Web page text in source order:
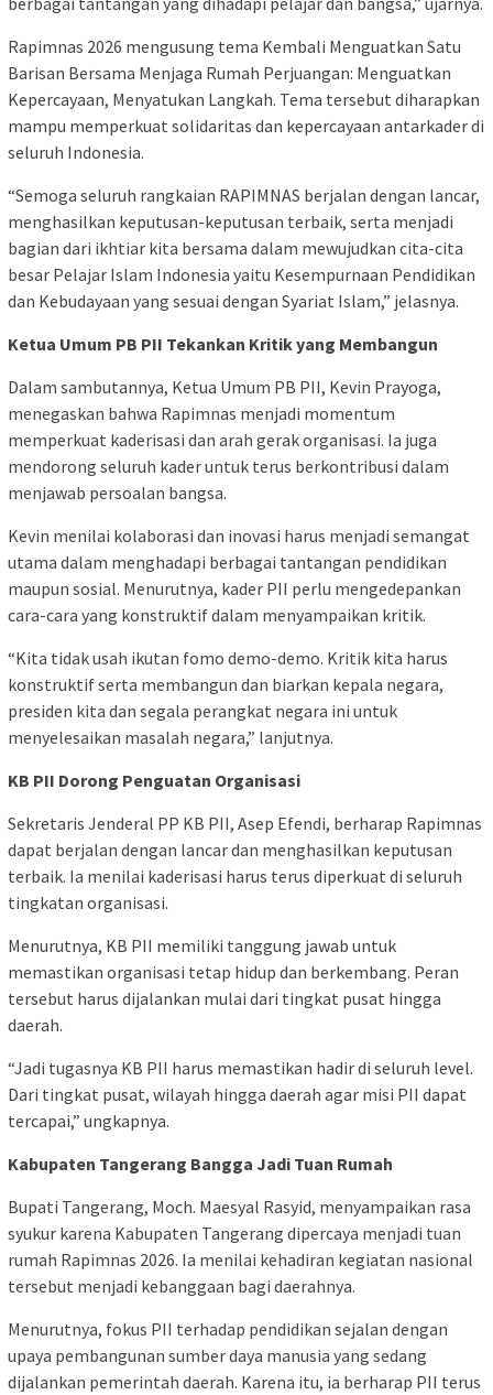
Rapimnas 2026 mengusung tema Kembali Menguatkan Satu
Barisan Bersama Menjaga Rumah Perjuangan: Menguatkan
Kepercayaan, Menyatukan Langkah. Tema tersebut diharapkan
mampu memperkuat solidaritas dan kepercayaan antarkader di
seluruh Indonesia.
“Semoga seluruh rangkaian RAPIMNAS berjalan dengan lancar,
menghasilkan keputusan-keputusan terbaik, serta menjadi
bagian dari ikhtiar kita bersama dalam mewujudkan cita-cita
besar Pelajar Islam Indonesia yaitu Kesempurnaan Pendidikan
dan Kebudayaan yang sesuai dengan Syariat Islam,” jelasnya.
Ketua Umum PB PII Tekankan Kritik yang Membangun
Dalam sambutannya, Ketua Umum PB PII, Kevin Prayoga,
menegaskan bahwa Rapimnas menjadi momentum
memperkuat kaderisasi dan arah gerak organisasi. Ia juga
mendorong seluruh kader untuk terus berkontribusi dalam
menjawab persoalan bangsa.
Kevin menilai kolaborasi dan inovasi harus menjadi semangat
utama dalam menghadapi berbagai tantangan pendidikan
maupun sosial. Menurutnya, kader PII perlu mengedepankan
cara-cara yang konstruktif dalam menyampaikan kritik.
“Kita tidak usah ikutan fomo demo-demo. Kritik kita harus
konstruktif serta membangun dan biarkan kepala negara,
presiden kita dan segala perangkat negara ini untuk
menyelesaikan masalah negara,” lanjutnya.
KB PII Dorong Penguatan Organisasi
Sekretaris Jenderal PP KB PII, Asep Efendi, berharap Rapimnas
dapat berjalan dengan lancar dan menghasilkan keputusan
terbaik. Ia menilai kaderisasi harus terus diperkuat di seluruh
tingkatan organisasi.
Menurutnya, KB PII memiliki tanggung jawab untuk
memastikan organisasi tetap hidup dan berkembang. Peran
tersebut harus dijalankan mulai dari tingkat pusat hingga
daerah.
“Jadi tugasnya KB PII harus memastikan hadir di seluruh level.
Dari tingkat pusat, wilayah hingga daerah agar misi PII dapat
tercapai,” ungkapnya.
Kabupaten Tangerang Bangga Jadi Tuan Rumah
Bupati Tangerang, Moch. Maesyal Rasyid, menyampaikan rasa
syukur karena Kabupaten Tangerang dipercaya menjadi tuan
rumah Rapimnas 2026. Ia menilai kehadiran kegiatan nasional
tersebut menjadi kebanggaan bagi daerahnya.
Menurutnya, fokus PII terhadap pendidikan sejalan dengan
upaya pembangunan sumber daya manusia yang sedang
dijalankan pemerintah daerah. Karena itu, ia berharap PII terus